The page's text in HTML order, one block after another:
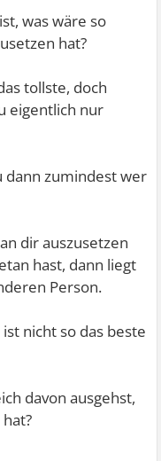
2017..schon
geschafft hatte
Sinne ,,zu tun",
gemacht habe).
was dir Spaß
zu richten, was dir
bist.
was wäre so
hat?
tollste, doch
eigentlich nur
dann zumindest wer
dir auszusetzen
hast, dann liegt
Person.
nicht so das beste
davon ausgehst,